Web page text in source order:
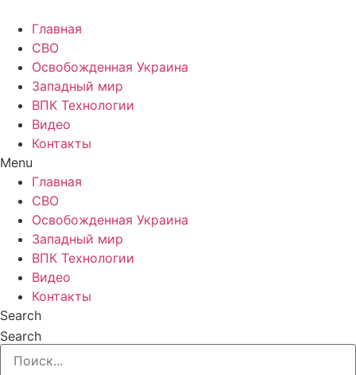
Главная
СВО
Освобожденная Украина
Западный мир
ВПК Технологии
Видео
Контакты
Menu
Главная
СВО
Освобожденная Украина
Западный мир
ВПК Технологии
Видео
Контакты
Search
Search